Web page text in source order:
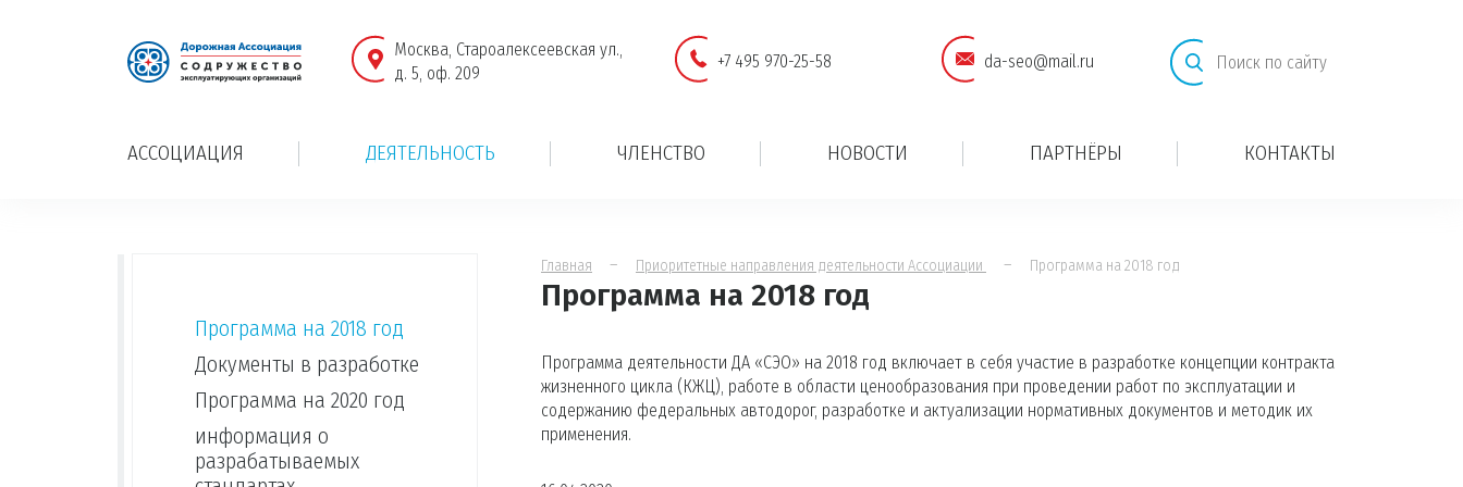
Москва, Староалексеевская ул.,
д. 5, оф. 209
+7 495 970-25-58 da-seo@mail.ru
АССОЦИАЦИЯ ДЕЯТЕЛЬНОСТЬ ЧЛЕНСТВО НОВОСТИ ПАРТНЁРЫ КОНТАКТЫ
Главная – Приоритетные направления деятельности Ассоциации – Программа на 2018 год
Программа на 2018 год
Программа деятельности ДА «СЭО» на 2018 год включает в себя участие в разработке концепции контракта
жизненного цикла (КЖЦ), работе в области ценообразования при проведении работ по эксплуатации и
содержанию федеральных автодорог, разработке и актуализации нормативных документов и методик их
применения.
Программа на 2018 год
Документы в разработке
Программа на 2020 год
информация о
разрабатываемых